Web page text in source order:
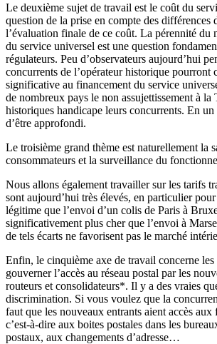
Le deuxième sujet de travail est le coût du
question de la prise en compte des différences
l’évaluation finale de ce coût. La pérennité du
du service universel est une question
régulateurs. Peu d’observateurs aujourd’hui
concurrents de l’opérateur historique pourront
significative au financement du service
de nombreux pays le non assujettissement à la
historiques handicape leurs concurrents. En
d’être approfondi.
Le troisième grand thème est naturellement la
consommateurs et la surveillance du
Nous allons également travailler sur les tarifs
sont aujourd’hui très élevés, en particulier
légitime que l’envoi d’un colis de Paris à
significativement plus cher que l’envoi à
de tels écarts ne favorisent pas le marché
Enfin, le cinquième axe de travail concerne
gouverner l’accès au réseau postal par les
routeurs et consolidateurs*. Il y a des vraies
discrimination. Si vous voulez que la
faut que les nouveaux entrants aient accès aux
c’est-à-dire aux boites postales dans les
postaux, aux changements d’adresse…